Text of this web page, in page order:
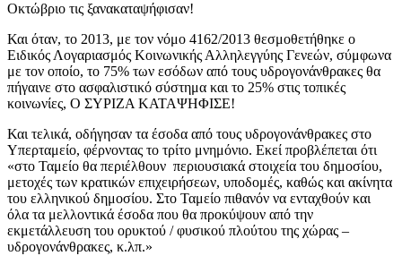
Οκτώβριο τις ξανακαταψήφισαν!
Και όταν, το 2013, με τον νόμο 4162/2013 θεσμοθετήθηκε ο
Ειδικός Λογαριασμός Κοινωνικής Αλληλεγγύης Γενεών, σύμφωνα
με τον οποίο, το 75% των εσόδων από τους υδρογονάνθρακες θα
πήγαινε στο ασφαλιστικό σύστημα και το 25% στις τοπικές
κοινωνίες, Ο ΣΥΡΙΖΑ ΚΑΤΑΨΗΦΙΣΕ!
Και τελικά, οδήγησαν τα έσοδα από τους υδρογονάνθρακες στο
Υπερταμείο, φέρνοντας το τρίτο μνημόνιο. Εκεί προβλέπεται ότι
«στο Ταμείο θα περιέλθουν περιουσιακά στοιχεία του δημοσίου,
μετοχές των κρατικών επιχειρήσεων, υποδομές, καθώς και ακίνητα
του ελληνικού δημοσίου. Στο Ταμείο πιθανόν να ενταχθούν και
όλα τα μελλοντικά έσοδα που θα προκύψουν από την
εκμετάλλευση του ορυκτού / φυσικού πλούτου της χώρας –
υδρογονάνθρακες, κ.λπ.»